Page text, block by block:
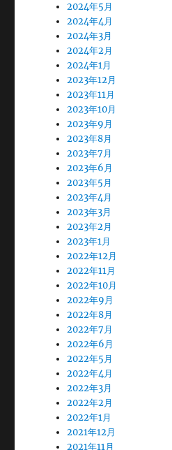
2024年5月
2024年4月
2024年3月
2024年2月
2024年1月
2023年12月
2023年11月
2023年10月
2023年9月
2023年8月
2023年7月
2023年6月
2023年5月
2023年4月
2023年3月
2023年2月
2023年1月
2022年12月
2022年11月
2022年10月
2022年9月
2022年8月
2022年7月
2022年6月
2022年5月
2022年4月
2022年3月
2022年2月
2022年1月
2021年12月
2021年11月